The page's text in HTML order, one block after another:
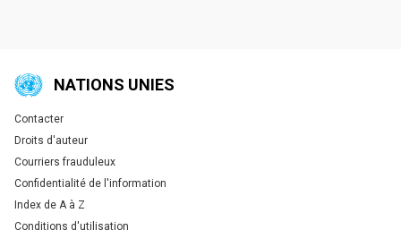
NATIONS UNIES
Global U.N. menu
Contacter
Droits d'auteur
Courriers frauduleux
Confidentialité de l'information
Index de A à Z
Conditions d'utilisation